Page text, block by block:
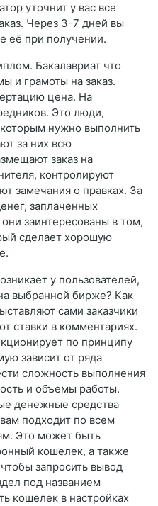
уточнит у вас все
Через 3-7 дней вы
её при получении.
Бакалавриат что
и грамоты на заказ.
цена. На
Это люди,
нужно выполнить
за них всю
заказ на
контролируют
замечания о правках. За
заплаченных
заинтересованы в том,
сделает хорошую
у пользователей,
выбранной бирже? Как
сами заказчики
ставки в комментариях.
по принципу
зависит от ряда
сложность выполнения
и объемы работы.
денежные средства
подходит по всем
Это может быть
кошелек, а также
запросить вывод
под названием
кошелек в настройках